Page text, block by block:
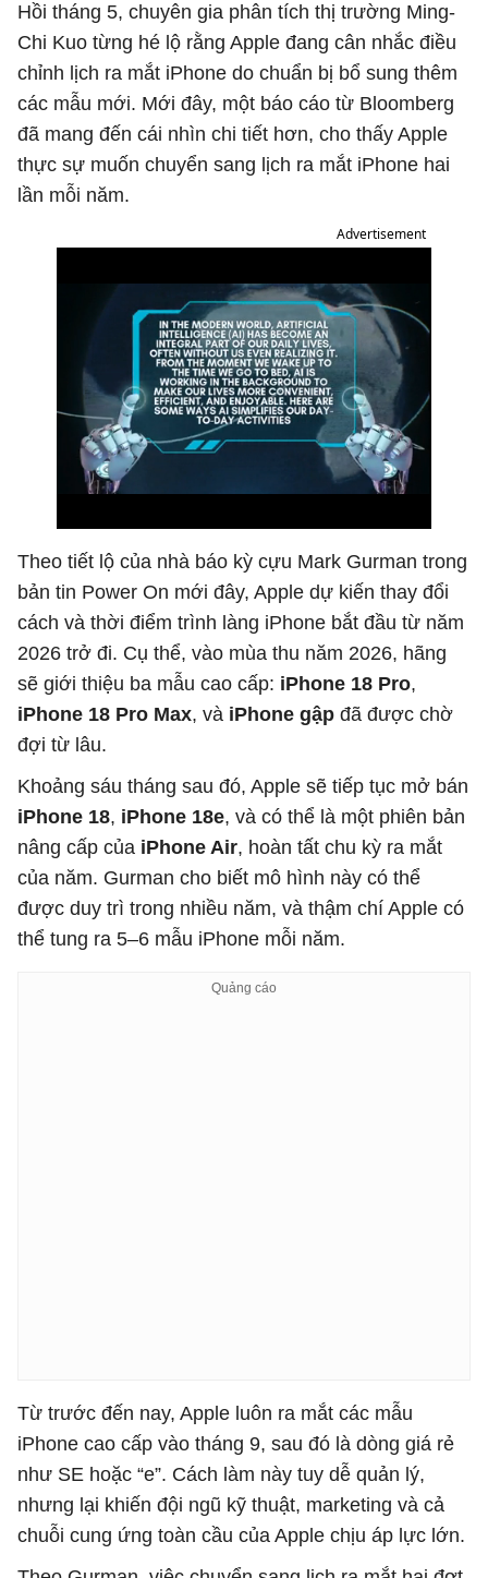
Hồi tháng 5, chuyên gia phân tích thị trường Ming-
Chi Kuo từng hé lộ rằng Apple đang cân nhắc điều
chỉnh lịch ra mắt iPhone do chuẩn bị bổ sung thêm
các mẫu mới. Mới đây, một báo cáo từ Bloomberg
đã mang đến cái nhìn chi tiết hơn, cho thấy Apple
thực sự muốn chuyển sang lịch ra mắt iPhone hai
lần mỗi năm.
Advertisement
Theo tiết lộ của nhà báo kỳ cựu Mark Gurman trong
bản tin Power On mới đây, Apple dự kiến thay đổi
cách và thời điểm trình làng iPhone bắt đầu từ năm
2026 trở đi. Cụ thể, vào mùa thu năm 2026, hãng
sẽ giới thiệu ba mẫu cao cấp: iPhone 18 Pro,
iPhone 18 Pro Max, và iPhone gập đã được chờ
đợi từ lâu.
Khoảng sáu tháng sau đó, Apple sẽ tiếp tục mở bán
iPhone 18, iPhone 18e, và có thể là một phiên bản
nâng cấp của iPhone Air, hoàn tất chu kỳ ra mắt
của năm. Gurman cho biết mô hình này có thể
được duy trì trong nhiều năm, và thậm chí Apple có
thể tung ra 5–6 mẫu iPhone mỗi năm.
Từ trước đến nay, Apple luôn ra mắt các mẫu
iPhone cao cấp vào tháng 9, sau đó là dòng giá rẻ
như SE hoặc “e”. Cách làm này tuy dễ quản lý,
nhưng lại khiến đội ngũ kỹ thuật, marketing và cả
chuỗi cung ứng toàn cầu của Apple chịu áp lực lớn.